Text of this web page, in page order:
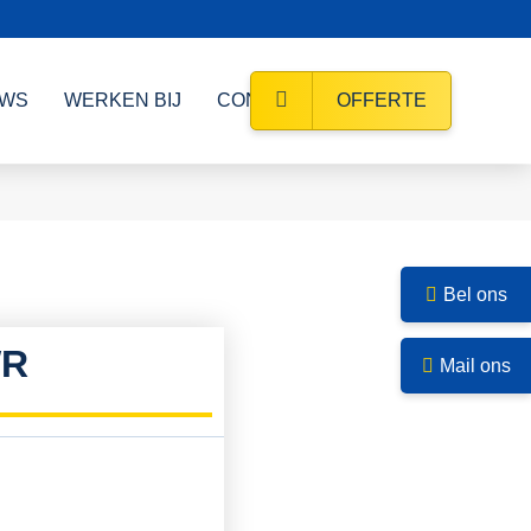
WERKEN BIJ CONTACT OFFERTE
Bel ons
Mail ons